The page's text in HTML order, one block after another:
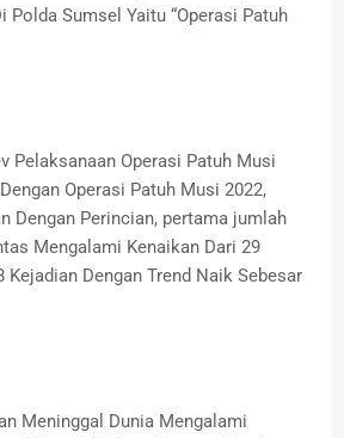
Polda Sumsel Yaitu “Operasi Patuh
Pelaksanaan Operasi Patuh Musi
Operasi Patuh Musi 2022,
Dengan Perincian, pertama jumlah
Mengalami Kenaikan Dari 29
Kejadian Dengan Trend Naik Sebesar
Meninggal Dunia Mengalami